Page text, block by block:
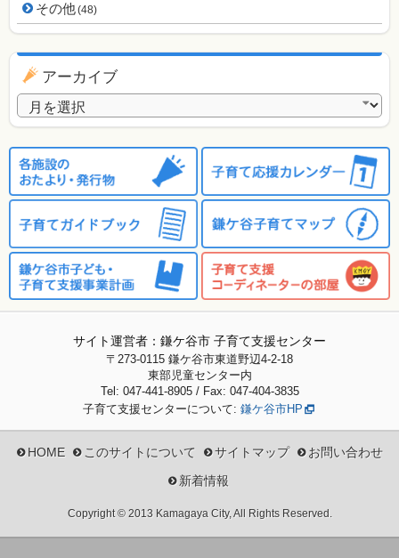
その他(48)
アーカイブ
アーカイブ
サイト運営者：鎌ケ谷市 子育て支援センター
〒273-0115 鎌ケ谷市東道野辺4-2-18
東部児童センター内
Tel: 047-441-8905 / Fax: 047-404-3835
子育て支援センターについて: 鎌ケ谷市HP
HOME このサイトについて サイトマップ
お問い合わせ
新着情報
Copyright © 2013 Kamagaya City, All Rights Reserved.